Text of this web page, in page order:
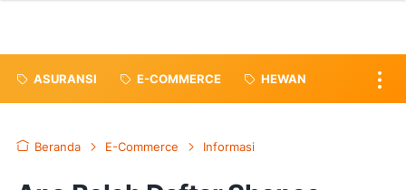
ASURANSI E-COMMERCE HEWAN
Beranda E-Commerce Informasi